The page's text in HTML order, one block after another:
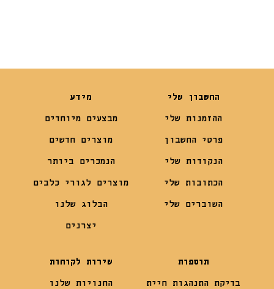
החשבון שלי
ההזמנות שלי
פרטי החשבון
הנקודות שלי
הכתובות שלי
השוברים שלי
מידע
מבצעים מיוחדים
מוצרים חדשים
הנמכרים ביותר
מוצרים לגורי כלבים
הבלוג שלנו
יצרנים
תוספות
בדיקת התנהגות חיית
שירות לקוחות
החנויות שלנו